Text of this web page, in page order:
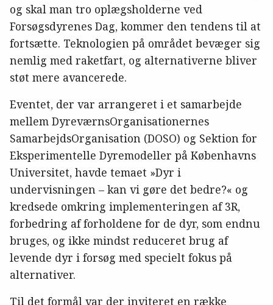
og skal man tro oplægsholderne ved
Forsøgsdyrenes Dag, kommer den tendens til at
fortsætte. Teknologien på området bevæger sig
nemlig med raketfart, og alternativerne bliver
støt mere avancerede.
Eventet, der var arrangeret i et samarbejde
mellem DyreværnsOrganisationernes
SamarbejdsOrganisation (DOSO) og Sektion for
Eksperimentelle Dyremodeller på Københavns
Universitet, havde temaet »Dyr i
undervisningen – kan vi gøre det bedre?« og
kredsede omkring implementeringen af 3R,
forbedring af forholdene for de dyr, som endnu
bruges, og ikke mindst reduceret brug af
levende dyr i forsøg med specielt fokus på
alternativer.
Til det formål var der inviteret en række